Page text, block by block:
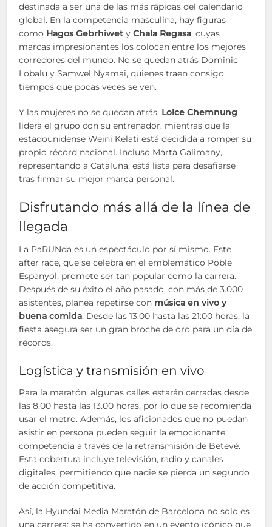
destinada a ser una de las más rápidas del calendario
global. En la competencia masculina, hay figuras
como Hagos Gebrhiwet yChala Regasa, cuyas
marcas impresionantes los colocan entre los mejores
corredores del mundo. No se quedan atrás Dominic
Lobalu y Samwel Nyamai, quienes traen consigo
tiempos que pocas veces se ven.
Y las mujeres no se quedan atrás. Loice Chemnung
lidera el grupo con su entrenador, mientras que la
estadounidense Weini Kelati está decidida a romper su
propio récord nacional. Incluso Marta Galimany,
representando a Cataluña, está lista para desafiarse
tras firmar su mejor marca personal.
Disfrutando más allá de la línea de
llegada
La PaRUNda es un espectáculo por sí mismo. Este
after race, que se celebra en el emblemático Poble
Espanyol, promete ser tan popular como la carrera.
Después de su éxito el año pasado, con más de 3.000
asistentes, planea repetirse con música en vivo y
buena comida. Desde las 13:00 hasta las 21:00 horas, la
fiesta asegura ser un gran broche de oro para un día de
récords.
Logística y transmisión en vivo
Para la maratón, algunas calles estarán cerradas desde
las 8.00 hasta las 13.00 horas, por lo que se recomienda
usar el metro. Además, los aficionados que no puedan
asistir en persona pueden seguir la emocionante
competencia a través de la retransmisión de Betevé.
Esta cobertura incluye televisión, radio y canales
digitales, permitiendo que nadie se pierda un segundo
de acción competitiva.
Así, la Hyundai Media Maratón de Barcelona no solo es
una carrera; se ha convertido en un evento icónico que